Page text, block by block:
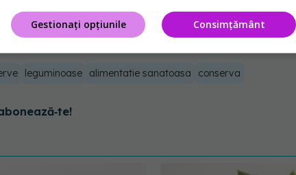
leguminoase alimentatie sanatoasa conserva
Consimțământ
Gestionați opțiunile